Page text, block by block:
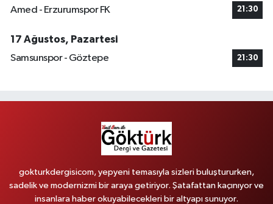
Amed - Erzurumspor FK 21:30
17 Ağustos, Pazartesi
Samsunspor - Göztepe
21:30
gokturkdergisicom, yepyeni temasıyla sizleri buluştururken,
sadelik ve modernizmi bir araya getiriyor. Şatafattan kaçınıyor ve
insanlara haber okuyabilecekleri bir altyapı sunuyor.